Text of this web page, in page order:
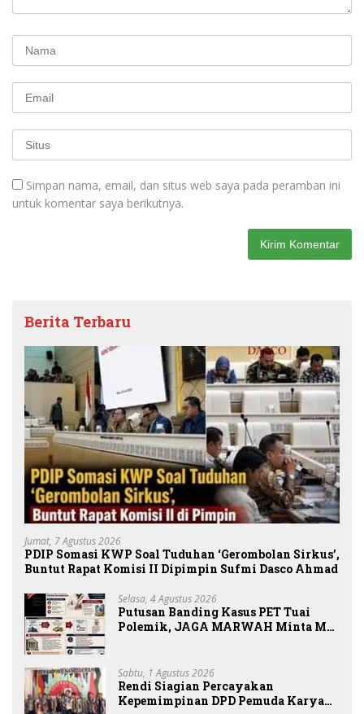
Simpan nama, email, dan situs web saya pada peramban ini
untuk komentar saya berikutnya.
Berita Terbaru
Jumat, 7 Agustus 2026
PDIP Somasi KWP Soal Tuduhan ‘Gerombolan Sirkus’,
Buntut Rapat Komisi II Dipimpin Sufmi Dasco Ahmad
Selasa, 4 Agustus 2026
Putusan Banding Kasus PET Tuai
Polemik, JAGA MARWAH Minta MA
Sabtu, 1 Agustus 2026
Rendi Siagian Percayakan
Kepemimpinan DPD Pemuda Karya